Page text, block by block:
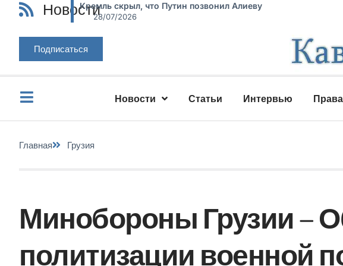
НовостиКремль скрыл, что Путин позвонил Алиеву
28/07/2026
Подписаться
Новости Статьи Интервью
Главная Грузия
Минобороны Грузии –
политизации военной